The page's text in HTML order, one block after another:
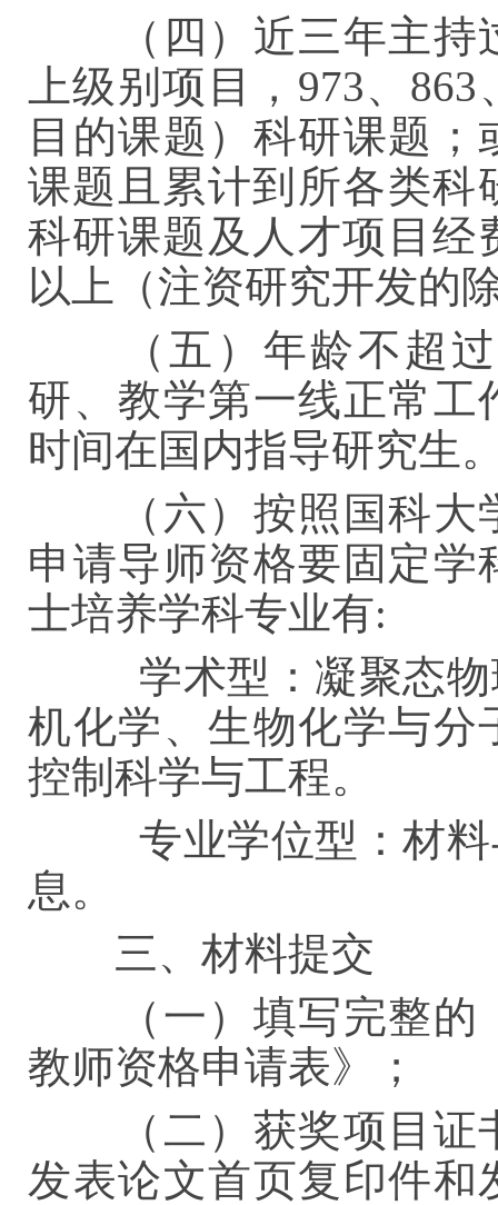
（四）近三年主持
上级别项目，973、
目的课题）科研课题
课题且累计到所各类科
科研课题及人才项目经
以上（注资研究开发
（五）年龄不超
研、教学第一线正常工
时间在国内指导研究生
（六）按照国科大
申请导师资格要固定
士培养学科专业有:
学术型：凝聚态
机化学、生物化学与分
控制科学与工程。
专业学位型：材
息。
三、材料提交
（一）填写完整
教师资格申请表》；
（二）获奖项目
发表论文首页复印件和